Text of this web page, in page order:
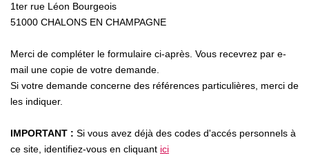
Qui Sommes Nous
CONTACT
1ter rue Léon Bourgeois
51000 CHALONS EN CHAMPAGNE
Merci de compléter le formulaire ci-après. Vous recevrez par e-
mail une copie de votre demande.
Si votre demande concerne des références particulières, merci de
les indiquer.
IMPORTANT : Si vous avez déjà des codes d'accés personnels à
ce site, identifiez-vous en cliquant ici